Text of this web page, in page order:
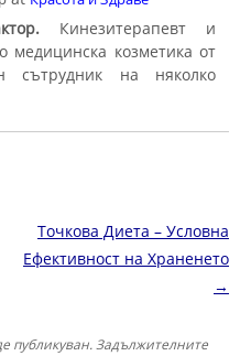
Кинезитерапевт и
медицинска козметика от
сътрудник на няколко
Точкова Диета – Условна
Ефективност на Храненето
→
публикуван.Задължителните